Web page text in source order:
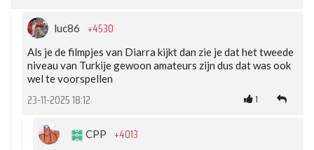
luc86 +4530
Als je de filmpjes van Diarra kijkt dan zie je dat het tweede
niveau van Turkije gewoon amateurs zijn dus dat was ook
wel te voorspellen
23-11-2025 18:12 1
CPP +4013